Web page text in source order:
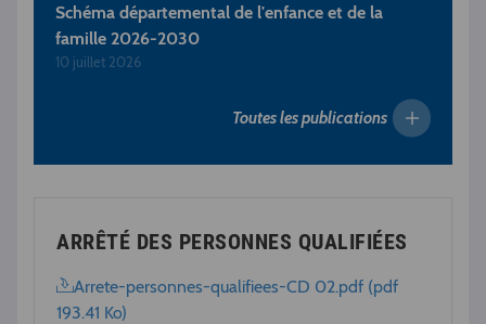
Schéma départemental de l'enfance et de la
famille 2026-2030
10 juillet 2026
Toutes les publications
ARRÊTÉ DES PERSONNES QUALIFIÉES
Arrete-personnes-qualifiees-CD 02.pdf (pdf
193.41 Ko)